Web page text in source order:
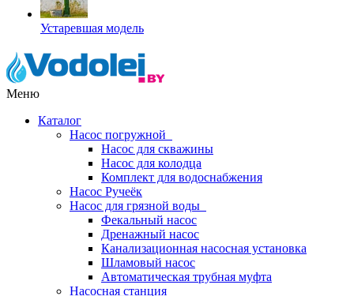
Устаревшая модель
Меню
Каталог
Насос погружной
Насос для скважины
Насос для колодца
Комплект для водоснабжения
Насос Ручеёк
Насос для грязной воды
Фекальный насос
Дренажный насос
Канализационная насосная установка
Шламовый насос
Автоматическая трубная муфта
Насосная станция